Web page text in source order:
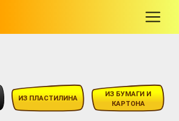
ИЗ ПЛАСТИЛИНА
ИЗ БУМАГИ И
КАРТОНА